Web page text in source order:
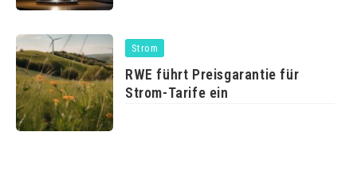
Strom
RWE führt Preisgarantie für
Strom-Tarife ein